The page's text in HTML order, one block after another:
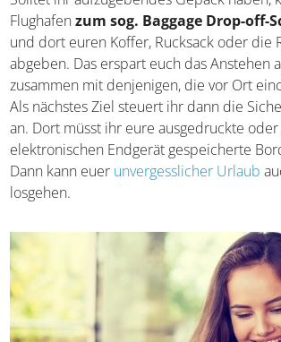
Solltet ihr aufzugebendes Gepäck haben,
Flughafenzum sog. Baggage Drop-off-
und dort euren Koffer, Rucksack oder die
abgeben. Das erspart euch das Anstehen
zusammen mit denjenigen, die vor Ort
wollen. Als nächstes Ziel steuert ihr dann
Sicherheitskontrolle an. Dort müsst ihr
oder auf eurem elektronischen Endgerät
Bordkarte vorzeigen. Dann kann euer
Urlaubauch schon losgehen.